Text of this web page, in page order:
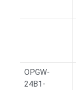
OPGW-
24B1-